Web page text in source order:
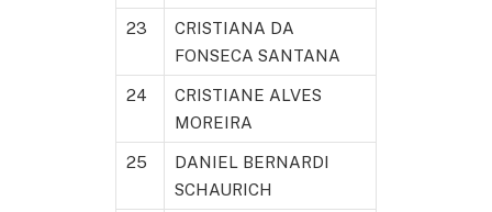
23
CRISTIANA DA
FONSECA SANTANA
24
CRISTIANE ALVES
MOREIRA
25
DANIEL BERNARDI
SCHAURICH